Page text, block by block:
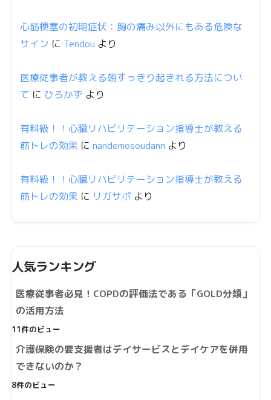
心筋梗塞の初期症状：胸の痛み以外にもある危険な
サイン に Tendou より
医療従事者が教える朝すっきり起きれる方法につい
て に ひろかず より
有料級！！心臓リハビリテーション指導士が教える
筋トレの効果 に nandemosoudann より
有料級！！心臓リハビリテーション指導士が教える
筋トレの効果 に リガサポ より
人気ランキング
医療従事者必見！COPDの評価法である「GOLD分類」
の活用方法
11件のビュー
介護保険の要支援者はデイサービスとデイケアを併用
できないのか？
8件のビュー